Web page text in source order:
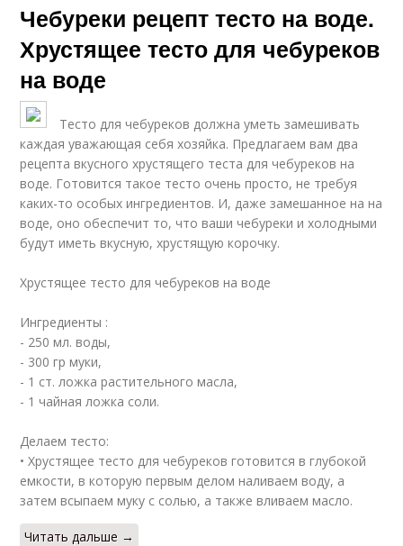
Чебуреки рецепт тесто на воде.
Хрустящее тесто для чебуреков
на воде
Тесто для чебуреков должна уметь замешивать
каждая уважающая себя хозяйка. Предлагаем вам два
рецепта вкусного хрустящего теста для чебуреков на
воде. Готовится такое тесто очень просто, не требуя
каких-то особых ингредиентов. И, даже замешанное на на
воде, оно обеспечит то, что ваши чебуреки и холодными
будут иметь вкусную, хрустящую корочку.
Хрустящее тесто для чебуреков на воде
Ингредиенты :
- 250 мл. воды,
- 300 гр муки,
- 1 ст. ложка растительного масла,
- 1 чайная ложка соли.
Делаем тесто:
• Хрустящее тесто для чебуреков готовится в глубокой
емкости, в которую первым делом наливаем воду, а
затем всыпаем муку с солью, а также вливаем масло.
Читать дальше →